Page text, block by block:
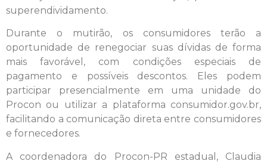
superendividamento.
Durante o mutirão, os consumidores terão a
oportunidade de renegociar suas dívidas de forma
mais favorável, com condições especiais de
pagamento e possíveis descontos. Eles podem
participar presencialmente em uma unidade do
Procon ou utilizar a plataforma consumidor.gov.br,
facilitando a comunicação direta entre consumidores
e fornecedores.
A coordenadora do Procon-PR estadual, Claudia